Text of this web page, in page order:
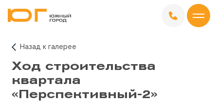
Назад к галерее
Ход строительства
квартала
«Перспективный-2»